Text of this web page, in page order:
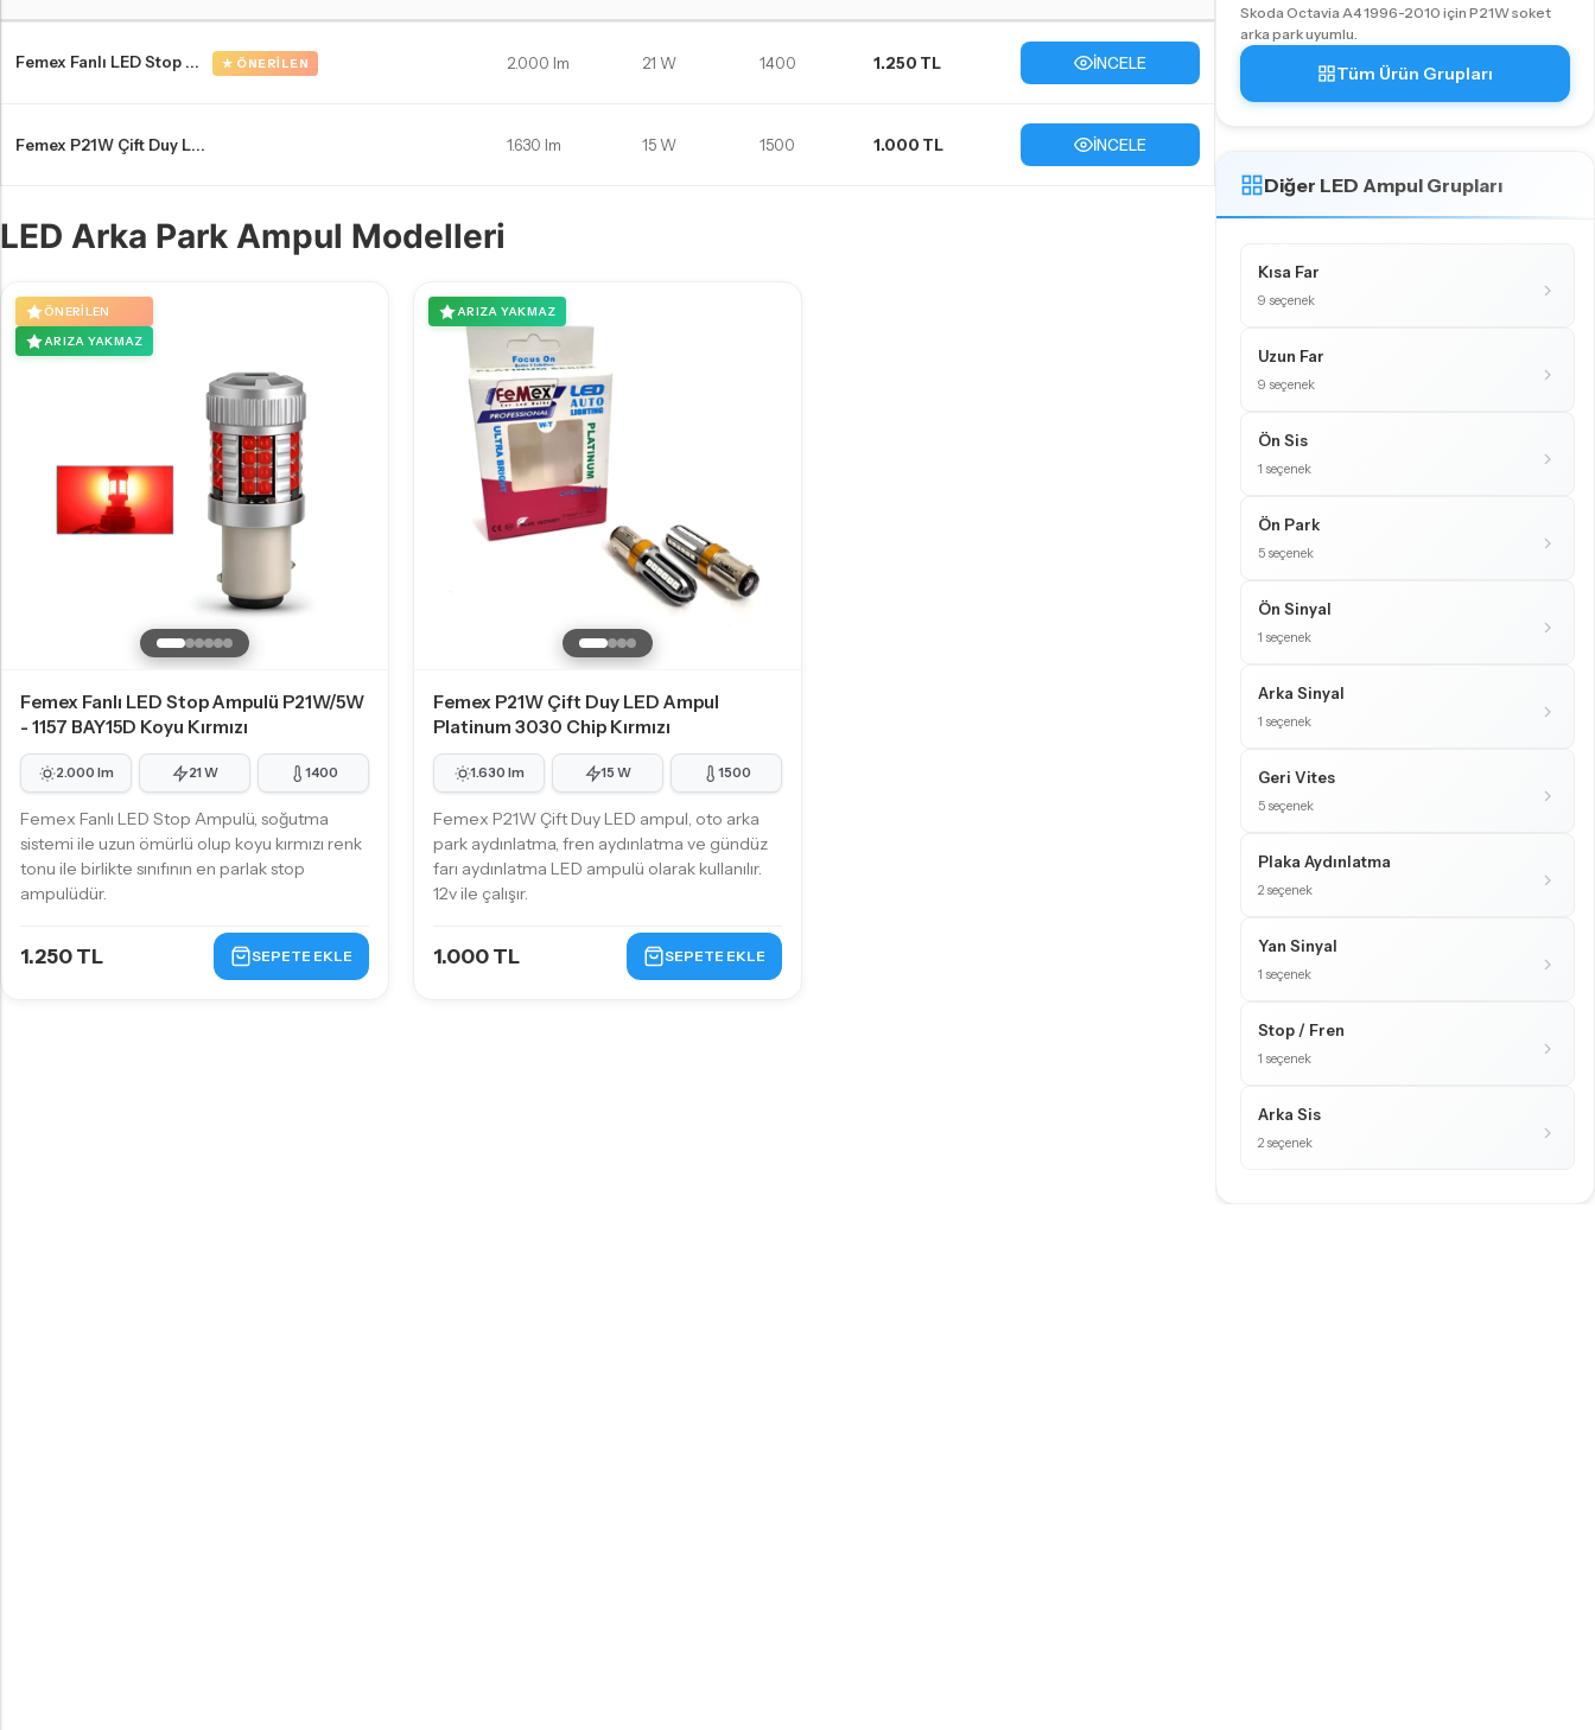
Femex Fanlı LED Stop ... ★ ÖNERILEN 2.000 lm 21 W 1400 1.250 TL İNCELE
Femex P21W Çift Duy L... 1.630 lm 15 W 1500 1.000 TL İNCELE
LED Arka Park Ampul Modelleri
ÖNERILEN
ARIZA YAKMAZ
Femex Fanlı LED Stop Ampulü P21W/5W
- 1157 BAY15D Koyu Kırmızı
2.000 lm 21 W 1400
Femex Fanlı LED Stop Ampulü, soğutma
sistemi ile uzun ömürlü olup koyu kırmızı renk
tonu ile birlikte sınıfının en parlak stop
ampulüdür.
1.250 TL SEPETE EKLE
ARIZA YAKMAZ
Femex P21W Çift Duy LED Ampul
Platinum 3030 Chip Kırmızı
1.630 lm 15 W 1500
Femex P21W Çift Duy LED ampul, oto arka
park aydınlatma, fren aydınlatma ve gündüz
farı aydınlatma LED ampulü olarak kullanılır.
12v ile çalışır.
1.000 TL SEPETE EKLE
Skoda Octavia A4 1996-2010 için P21W soket
arka park uyumlu.
Tüm Ürün Grupları
Diğer LED Ampul Grupları
Kısa Far
9 seçenek
Uzun Far
9 seçenek
Ön Sis
1 seçenek
Ön Park
5 seçenek
Ön Sinyal
1 seçenek
Arka Sinyal
1 seçenek
Geri Vites
5 seçenek
Plaka Aydınlatma
2 seçenek
Yan Sinyal
1 seçenek
Stop / Fren
1 seçenek
Arka Sis
2 seçenek